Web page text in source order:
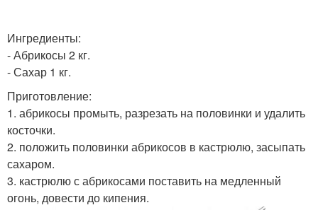
Ингредиенты:
- Абрикосы 2 кг.
- Сахар 1 кг.
Приготовление:
1. абрикосы промыть, разрезать на половинки и удалить
косточки.
2. положить половинки абрикосов в кастрюлю, засыпать
сахаром.
3. кастрюлю с абрикосами поставить на медленный
огонь, довести до кипения.